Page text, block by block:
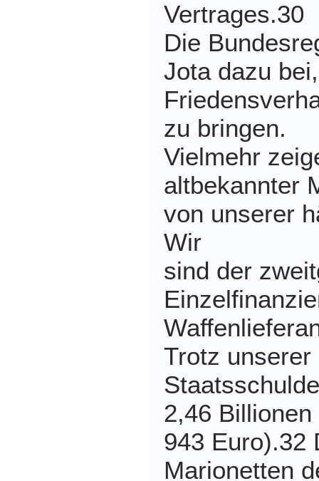
Vertrages.30
Die
Jota dazu bei,
zu bringen.
Vielmehr
altbekannter
von unserer
Wir
sind der
Trotz unserer
2,46
943 Euro).32
Marionetten